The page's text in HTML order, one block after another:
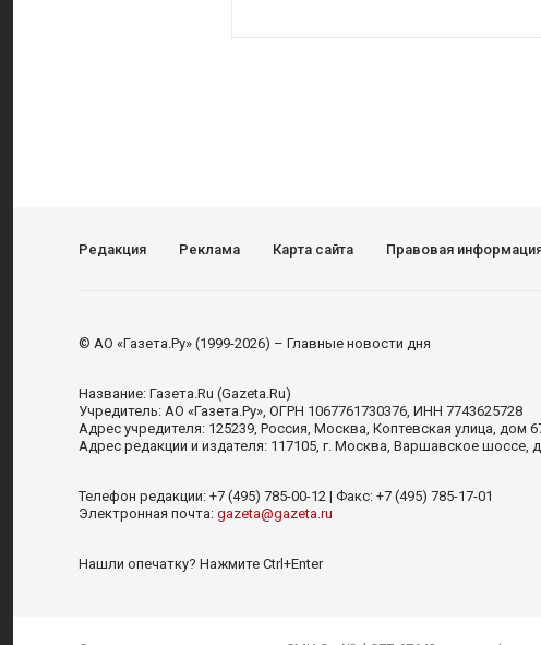
Редакция Реклама Карта сайта Правовая
© АО «Газета.Ру» (1999-2026) – Главные новости дня
Название: Газета.Ru (Gazeta.Ru)
Учредитель: АО «Газета.Ру», ОГРН 1067761730376, ИНН 7743625728
Адрес учредителя: 125239, Россия, Москва, Коптевская улица, дом
Адрес редакции и издателя: 117105, г. Москва, Варшавское шоссе,
Телефон редакции: +7 (495) 785-00-12 | Факс: +7 (495) 785-17-01
Электронная почта: gazeta@gazeta.ru
Нашли опечатку? Нажмите Ctrl+Enter